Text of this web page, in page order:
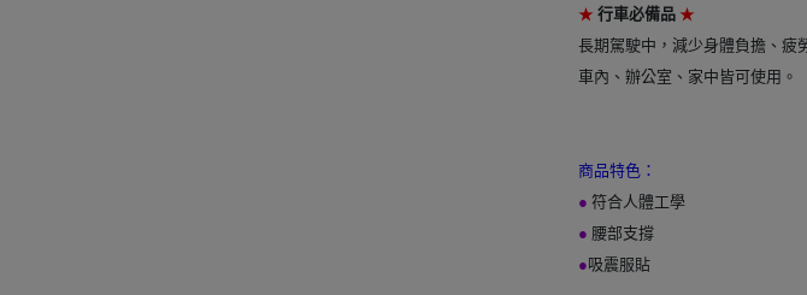
★ 行車必備品★
長期駕駛中，減少身體負擔、疲
車內 、辦公室、家中皆可使用。
商品特色：
● 符合人體工學
● 腰部支撐
●吸震服貼